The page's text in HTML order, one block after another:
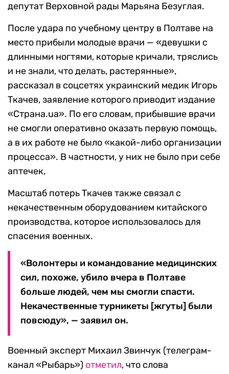
депутат Верховной рады Марьяна Безуглая.
После удара по учебному центру в Полтаве на
место прибыли молодые врачи — «девушки с
длинными ногтями, которые кричали, тряслись
и не знали, что делать, растерянные»,
рассказал в соцсетях украинский медик Игорь
Ткачев, заявление которого приводит издание
«Страна.ua». По его словам, прибывшие врачи
не смогли оперативно оказать первую помощь,
а в их работе не было «какой-либо организации
процесса». В частности, у них не было при себе
аптечек,
Масштаб потерь Ткачев также связал с
некачественным оборудованием китайского
производства, которое использовалось для
спасения военных.
«Волонтеры и командование медицинских
сил, похоже, убило вчера в Полтаве
больше людей, чем мы смогли спасти.
Некачественные турникеты [жгуты] были
повсюду», — заявил он.
Военный эксперт Михаил Звинчук (телеграм-
канал «Рыбарь») отметил, что слова